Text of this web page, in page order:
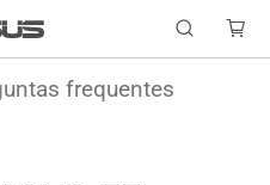
frequentes